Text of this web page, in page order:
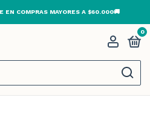
EN COMPRAS MAYORES A $60.000🚚
0